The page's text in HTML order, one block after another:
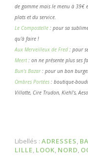
de gamme mais le menu à 39€
plats et du service.
Le Compostelle : pour sa
qu'à faire !
Aux Merveilleux de Fred : pour
Meert: on ne présente plus ses
Bun's Bazar : pour un bon
Ombres Portées : boutique-
Villatte, Cire Trudon, Kiehl's,
Libellés : ADRESSES,
LILLE, LOOK, NORD,